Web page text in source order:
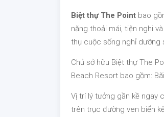
Biệt thự The Point bao
năng thoải mái, tiện nghi
thụ cuộc sống nghỉ dưỡng
Chủ sở hữu Biệt thự The
Beach Resort bao gồm:
Vị trí lý tưởng gần kề ngay
trên trục đường ven biển